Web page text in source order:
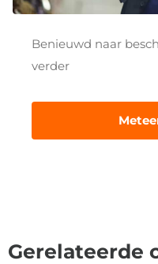
Benieuwd naar
verder
Gerelateerde